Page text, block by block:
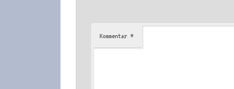
Kommentar *